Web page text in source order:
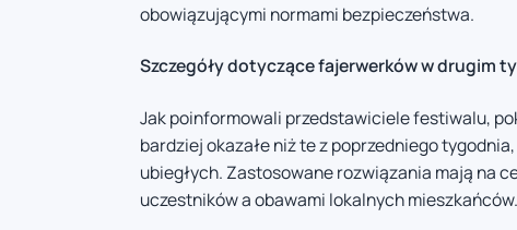
obowiązującymi normami bezpieczeństwa.
Szczegóły dotyczące fajerwerków w drugim
Jak poinformowali przedstawiciele festiwalu,
bardziej okazałe niż te z poprzedniego
ubiegłych. Zastosowane rozwiązania mają na
uczestników a obawami lokalnych mieszkańców.